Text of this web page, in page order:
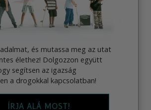
és mutassa meg az utat
élethez! Dolgozzon együtt
segítsen az igazság
a drogokkal kapcsolatban!
ÍRJA ALÁ MOST!